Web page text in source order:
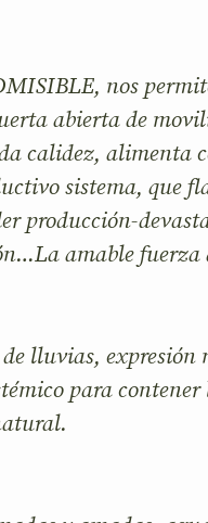
nos
abierta de
calidez, alimenta
sistema, que
producción-
amable fuerza
de lluvias,
para